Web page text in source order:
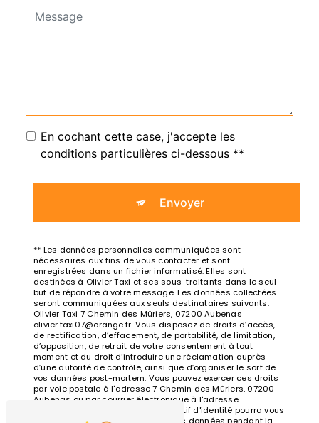
En cochant cette case, j'accepte les
conditions particulières ci-dessous **
Envoyer
** Les données personnelles communiquées sont
nécessaires aux fins de vous contacter et sont
enregistrées dans un fichier informatisé. Elles sont
destinées à Olivier Taxi et ses sous-traitants dans le seul
but de répondre à votre message. Les données collectées
seront communiquées aux seuls destinataires suivants:
Olivier Taxi 7 Chemin des Mûriers, 07200 Aubenas
olivier.taxi07@orange.fr. Vous disposez de droits d’accès,
de rectification, d’effacement, de portabilité, de limitation,
d’opposition, de retrait de votre consentement à tout
moment et du droit d’introduire une réclamation auprès
d’une autorité de contrôle, ainsi que d’organiser le sort de
vos données post-mortem. Vous pouvez exercer ces droits
par voie postale à l'adresse 7 Chemin des Mûriers, 07200
Aubenas ou par courrier électronique à l'adresse
olivier.taxi07@orange.fr. Un justificatif d'identité pourra vous